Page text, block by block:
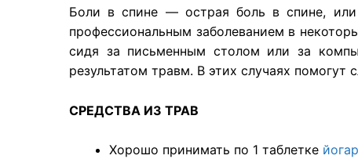
Боли в спине — острая боль в спине, или
профессиональным заболеванием в
сидя за письменным столом или за
результатом травм. В этих случаях помогут
СРЕДСТВА ИЗ ТРАВ
Хорошо принимать по 1 таблетке